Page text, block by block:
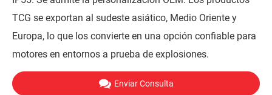
TCG se exportan al sudeste asiático, Medio Oriente y
Europa, lo que los convierte en una opción confiable para
motores en entornos a prueba de explosiones.
Enviar Consulta